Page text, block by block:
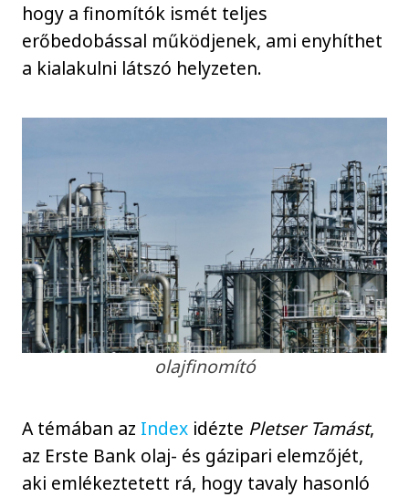
hogy a finomítók ismét teljes
erőbedobással működjenek, ami enyhíthet
a kialakulni látszó helyzeten.
olajfinomító
A témában az Index idézte Pletser Tamást,
az Erste Bank olaj- és gázipari elemzőjét,
aki emlékeztetett rá, hogy tavaly hasonló